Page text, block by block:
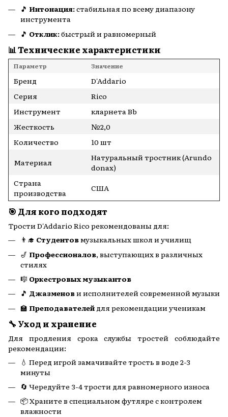
🎵 Интонация:стабильная по всему диапазону
инструмента
🎵 Отклик:быстрый и равномерный
📊 Технические характеристики
Параметр Значение
Бренд
D'Addario
Серия
Rico
Инструмент
кларнета Bb
Жесткость
№2,0
Количество
10 шт
Материал
Натуральный тростник (Arundo
donax)
Страна
производства
США
🎯 Для кого подходят
Трости D'Addario Rico рекомендованы для:
👨‍🎓 Студентовмузыкальных школ и училищ
🎷 Профессионалов, выступающих в различных
стилях
🎼 Оркестровых музыкантов
🎵 Джазменови исполнителей современной музыки
🏫 Преподавателей для рекомендации ученикам
🔧 Уход и хранение
Для продления срока службы тростей соблюдайте
рекомендации:
💧 Перед игрой замачивайте трость в воде 2-3
минуты
🔄 Чередуйте 3-4 трости для равномерного износа
📦 Храните в специальном футляре с контролем
влажности